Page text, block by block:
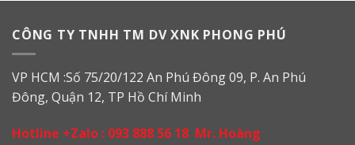
CÔNG TY TNHH TM DV XNK PHONG PHÚ
VP HCM :Số 75/20/122 An Phú Đông 09, P. An Phú
Đông, Quận 12, TP Hồ Chí Minh
Hotline +Zalo : 093 888 56 18 Mr. Hoàng